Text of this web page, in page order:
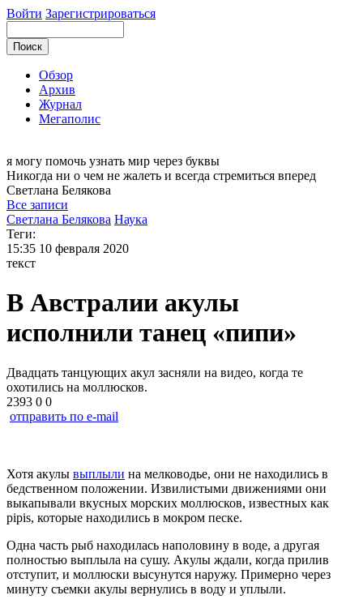
Войти Зарегистрироваться
Обзор
Архив
Журнал
Мегаполис
я могу помочь узнать мир через буквы
Никогда ни о чем не жалеть и всегда стремиться вперед
Светлана Белякова
Все записи
Светлана Белякова Наука
Теги:
15:35 10 февраля 2020
текст
В Австралии акулы
исполнили танец «пипи»
Двадцать танцующих акул засняли на видео, когда те
охотились на моллюсков.
2393 0 0
отправить по e-mail
Хотя акулы выплыли на мелководье, они не находились в
бедственном положении. Извилистыми движениями они
выкапывали вкусных морских моллюсков, известных как
pipis, которые находились в мокром песке.
Одна часть рыб находилась наполовину в воде, а другая
полностью выплыла на сушу. Акулы ждали, когда прилив
отступит, и моллюски высунутся наружу. Примерно через
минуту съемки акулы вернулись в воду и уплыли.